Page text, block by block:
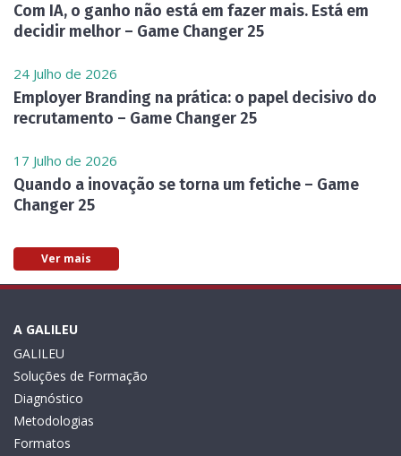
Com IA, o ganho não está em fazer mais. Está em
decidir melhor – Game Changer 25
24 Julho de 2026
Employer Branding na prática: o papel decisivo do
recrutamento – Game Changer 25
17 Julho de 2026
Quando a inovação se torna um fetiche – Game
Changer 25
Ver mais
A GALILEU
GALILEU
Soluções de Formação
Diagnóstico
Metodologias
Formatos